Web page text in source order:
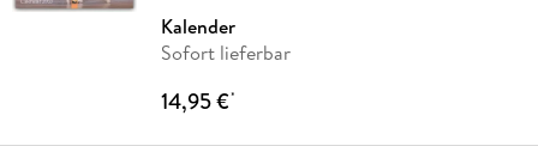
Kalender
Sofort lieferbar
14,95 €*